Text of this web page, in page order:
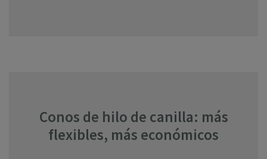
Conos de hilo de canilla: más
flexibles, más económicos